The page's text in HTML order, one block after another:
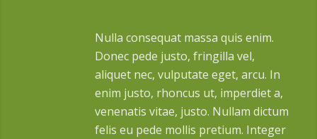
Nulla consequat massa quis enim.
Donec pede justo, fringilla vel,
aliquet nec, vulputate eget, arcu. In
enim justo, rhoncus ut, imperdiet a,
venenatis vitae, justo. Nullam dictum
felis eu pede mollis pretium. Integer